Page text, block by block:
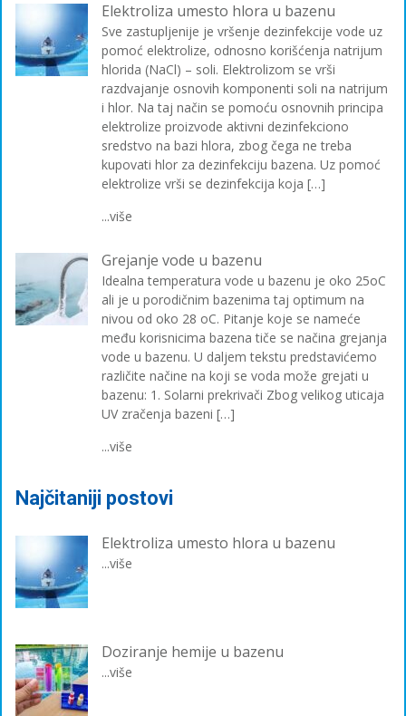
Elektroliza umesto hlora u bazenu
Sve zastupljenije je vršenje dezinfekcije vode uz
pomoć elektrolize, odnosno korišćenja natrijum
hlorida (NaCl) – soli. Elektrolizom se vrši
razdvajanje osnovih komponenti soli na natrijum
i hlor. Na taj način se pomoću osnovnih principa
elektrolize proizvode aktivni dezinfekciono
sredstvo na bazi hlora, zbog čega ne treba
kupovati hlor za dezinfekciju bazena. Uz pomoć
elektrolize vrši se dezinfekcija koja […]
...više
Grejanje vode u bazenu
Idealna temperatura vode u bazenu je oko 25oC
ali je u porodičnim bazenima taj optimum na
nivou od oko 28 oC. Pitanje koje se nameće
među korisnicima bazena tiče se načina grejanja
vode u bazenu. U daljem tekstu predstavićemo
različite načine na koji se voda može grejati u
bazenu: 1. Solarni prekrivači Zbog velikog uticaja
UV zračenja bazeni […]
...više
Najčitaniji postovi
Elektroliza umesto hlora u bazenu
...više
Doziranje hemije u bazenu
...više